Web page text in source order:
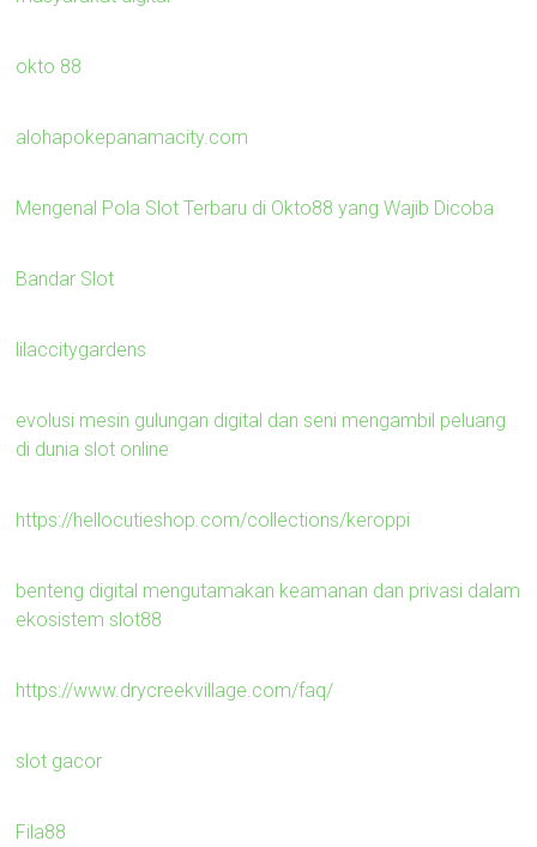
okto 88
alohapokepanamacity.com
Mengenal Pola Slot Terbaru di Okto88 yang Wajib Dicoba
Bandar Slot
lilaccitygardens
evolusi mesin gulungan digital dan seni mengambil peluang
di dunia slot online
https://hellocutieshop.com/collections/keroppi
benteng digital mengutamakan keamanan dan privasi dalam
ekosistem slot88
https://www.drycreekvillage.com/faq/
slot gacor
Fila88